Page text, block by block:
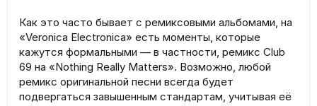
Как это часто бывает с ремиксовыми альбомами, на
«Veronica Electronica» есть моменты, которые
кажутся формальными — в частности, ремикс Club
69 на «Nothing Really Matters». Возможно, любой
ремикс оригинальной песни всегда будет
подвергаться завышенным стандартам, учитывая её